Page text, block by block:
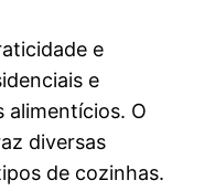
e
e
alimentícios. O
diversas
de cozinhas.